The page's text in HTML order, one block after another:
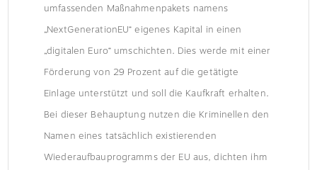
umfassenden Maßnahmenpakets namens
„NextGenerationEU“ eigenes Kapital in einen
„digitalen Euro“ umschichten. Dies werde mit einer
Förderung von 29 Prozent auf die getätigte
Einlage unterstützt und soll die Kaufkraft erhalten.
Bei dieser Behauptung nutzen die Kriminellen den
Namen eines tatsächlich existierenden
Wiederaufbauprogramms der EU aus, dichten ihm